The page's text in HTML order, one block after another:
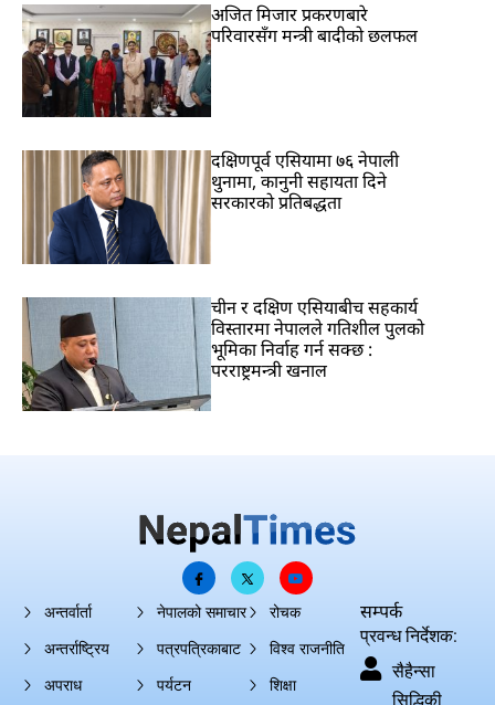
अजित मिजार प्रकरणबारे
परिवारसँग मन्त्री बादीको छलफल
दक्षिणपूर्व एसियामा ७६ नेपाली
थुनामा, कानुनी सहायता दिने
सरकारको प्रतिबद्धता
चीन र दक्षिण एसियाबीच सहकार्य
विस्तारमा नेपालले गतिशील पुलको
भूमिका निर्वाह गर्न सक्छ :
परराष्ट्रमन्त्री खनाल
अन्तर्वार्ता
अन्तर्राष्ट्रिय
अपराध
नेपालको समाचार
पत्रपत्रिकाबाट
पर्यटन
रोचक
विश्व राजनीति
शिक्षा
सम्पर्क
प्रवन्ध निर्देशक:
सैहैन्सा
सिद्धिकी